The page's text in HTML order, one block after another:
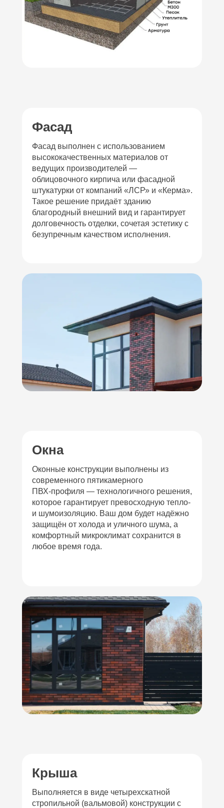
Фасад выполнен с использованием
высококачественных материалов от
ведущих производителей —
облицовочного кирпича или фасадной
штукатурки от компаний «ЛСР» и «Керма».
Такое решение придаёт зданию
благородный внешний вид и гарантирует
долговечность отделки, сочетая эстетику с
безупречным качеством исполнения.
Фасад
Оконные конструкции выполнены из
современного пятикамерного
ПВХ‑профиля — технологичного решения,
которое гарантирует превосходную тепло-
и шумоизоляцию. Ваш дом будет надёжно
защищён от холода и уличного шума, а
комфортный микроклимат сохранится в
любое время года.
Окна
Выполняется в виде четырехскатной
стропильной (вальмовой) конструкции с
Крыша